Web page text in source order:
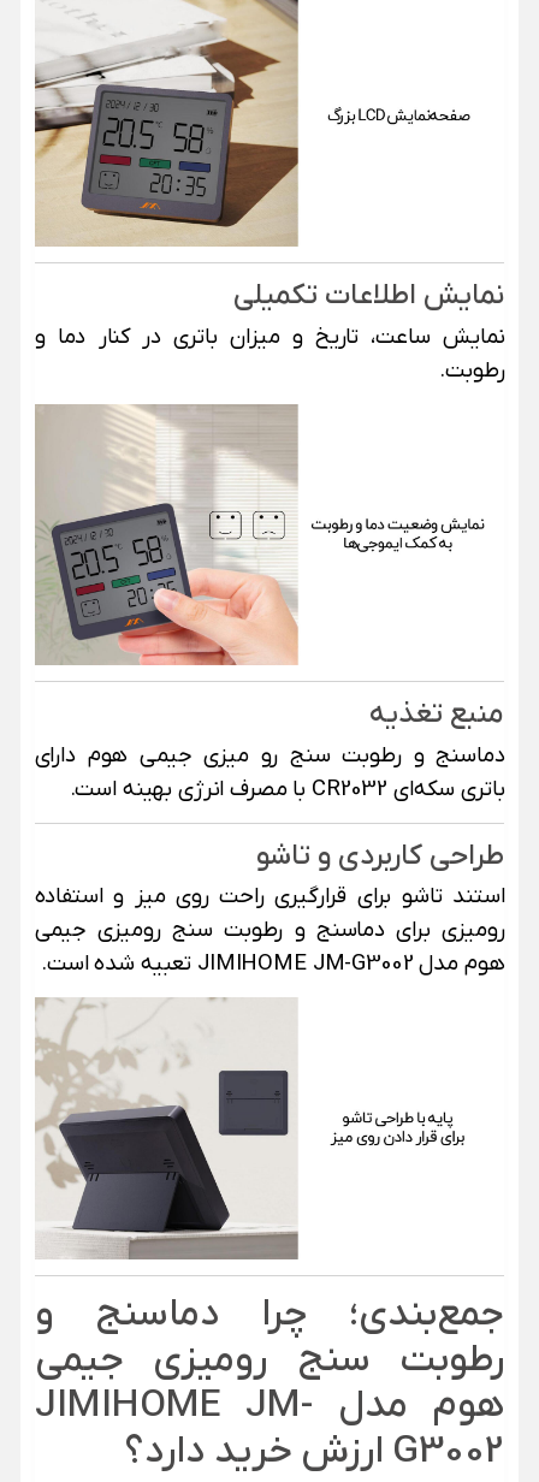
نمایش اطلاعات تکمیلی
نمایش ساعت، تاریخ و میزان باتری در کنار دما و
رطوبت.
منبع تغذیه
دماسنج و رطوبت سنج رو میزی جیمی هوم دارای
باتری سکه‌ای CR2032 با مصرف انرژی بهینه است.
طراحی کاربردی و تاشو
استند تاشو برای قرارگیری راحت روی میز و استفاده
رومیزی برای دماسنج و رطوبت سنج رومیزی جیمی
هوم مدل JIMIHOME JM-G3002 تعبیه شده است.
جمع‌بندی؛ چرا دماسنج و
رطوبت سنج رومیزی جیمی
هوم مدل JIMIHOME JM-
G3002 ارزش خرید دارد؟